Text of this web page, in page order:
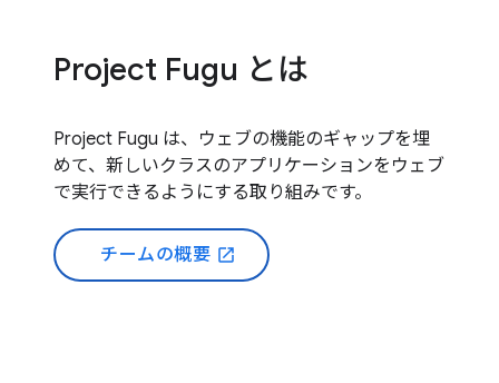
Project Fugu とは
Project Fugu は、ウェブの機能のギャップを埋
めて、新しいクラスのアプリケーションをウェブ
で実行できるようにする取り組みです。
チームの概要 open_in_new